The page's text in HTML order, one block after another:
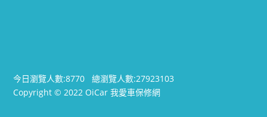
今日瀏覽人數:8770總瀏覽人數:27923103
Copyright © 2022 OiCar 我愛車保修網